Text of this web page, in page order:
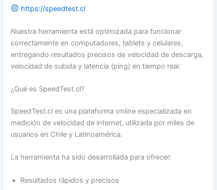
https://speedtest.cl
Nuestra herramienta está optimizada para funcionar
correctamente en computadores, tablets y celulares,
entregando resultados precisos de velocidad de descarga,
velocidad de subida y latencia (ping) en tiempo real.
¿Qué es SpeedTest.cl?
SpeedTest.cl es una plataforma online especializada en
medición de velocidad de internet, utilizada por miles de
usuarios en Chile y Latinoamérica.
La herramienta ha sido desarrollada para ofrecer:
Resultados rápidos y precisos